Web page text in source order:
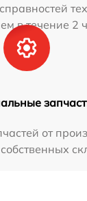
в течение 2
от